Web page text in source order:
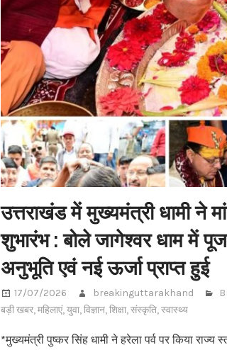
उत्तराखंड में मुख्यमंत्री धामी ने
शुभारंभ : बोले जागेश्वर धाम में
अनुभूति एवं नई ऊर्जा प्राप्त हुई
17/07/2026 breakinguttarakhand
बड़ी खबर,महिलाएं,युवा,विज्ञान,शिक्षा,संस्कृति,स्वास्थ्य
*मुख्यमंत्री पुष्कर सिंह धामी ने हरेला पर्व पर किया